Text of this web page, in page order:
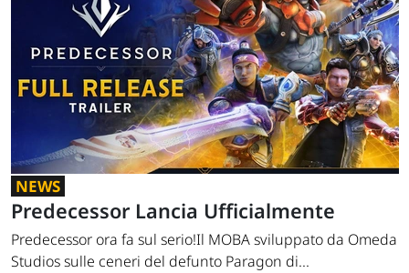
NEWS
Predecessor Lancia Ufficialmente
Predecessor ora fa sul serio!Il MOBA sviluppato da Omeda
Studios sulle ceneri del defunto Paragon di...